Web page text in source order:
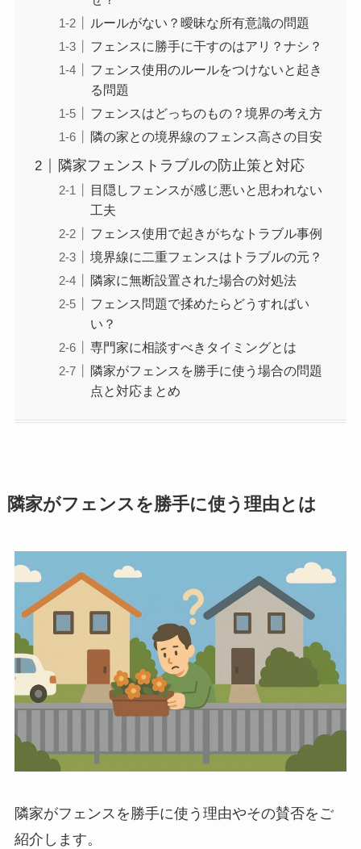
ルールがない？曖昧な所有意識の問題
フェンスに勝手に干すのはアリ？ナシ？
フェンス使用のルールをつけないと起き
る問題
フェンスはどっちのもの？境界の考え方
隣の家との境界線のフェンス高さの目安
隣家フェンストラブルの防止策と対応
目隠しフェンスが感じ悪いと思われない
工夫
フェンス使用で起きがちなトラブル事例
境界線に二重フェンスはトラブルの元？
隣家に無断設置された場合の対処法
フェンス問題で揉めたらどうすればい
い？
専門家に相談すべきタイミングとは
隣家がフェンスを勝手に使う場合の問題
点と対応まとめ
隣家がフェンスを勝手に使う理由とは
隣家がフェンスを勝手に使う理由やその賛否をご
紹介します。